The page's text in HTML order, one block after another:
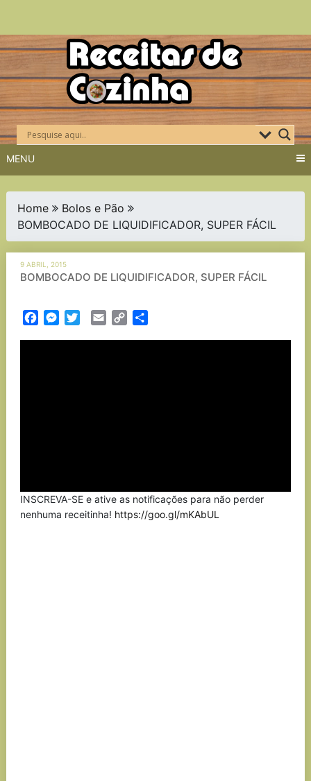
Skip
to
content
MENU
Home
Bolos e Pão
BOMBOCADO DE LIQUIDIFICADOR, SUPER FÁCIL
9 ABRIL, 2015
BOMBOCADO DE LIQUIDIFICADOR, SUPER FÁCIL
FacebookMessenger
TwitterEmail Copy
INSCREVA-SE e ative as notificações para não perder
nenhuma receitinha! https://goo.gl/mKAbUL